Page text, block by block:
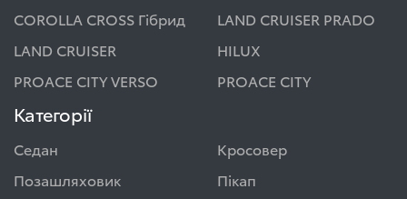
COROLLA CROSS Гібрид
LAND CRUISER PRADO
LAND CRUISER
HILUX
PROACE CITY VERSO
PROACE CITY
Категорії
Седан
Кросовер
Позашляховик
Пікап